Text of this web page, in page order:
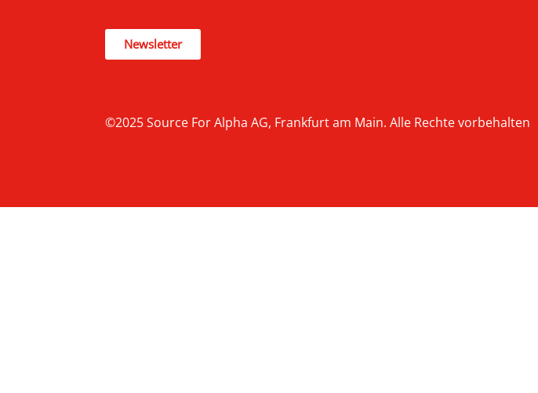
Newsletter
©2025 Source For Alpha AG, Frankfurt am Main. Alle Rechte vorbehalten